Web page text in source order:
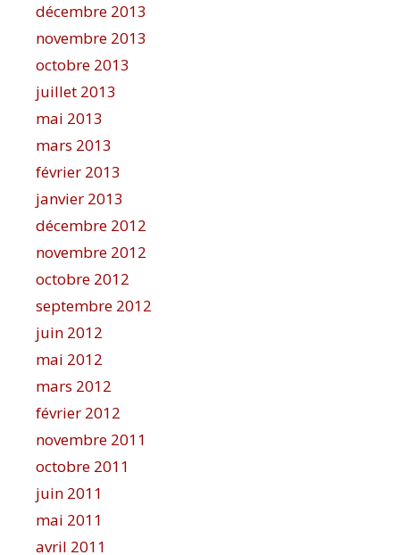
décembre 2013
novembre 2013
octobre 2013
juillet 2013
mai 2013
mars 2013
février 2013
janvier 2013
décembre 2012
novembre 2012
octobre 2012
septembre 2012
juin 2012
mai 2012
mars 2012
février 2012
novembre 2011
octobre 2011
juin 2011
mai 2011
avril 2011